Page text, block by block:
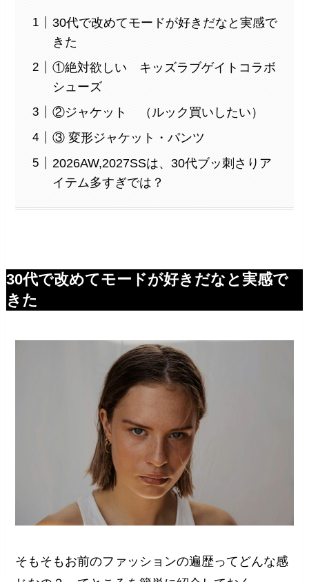
30代で改めてモードが好きだなと実感で
きた
①絶対欲しい キッズラブゲイトコラボ
シューズ
②ジャケット （ルック買いしたい）
③ 変形ジャケット・パンツ
2026AW,2027SSは、30代ブッ刺さりア
イテム多すぎでは？
30代で改めてモードが好きだなと実感で
きた
そもそもお前のファッションの遍歴ってどんな感